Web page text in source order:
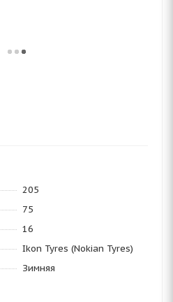
205
75
16
Ikon Tyres (Nokian Tyres)
Зимняя